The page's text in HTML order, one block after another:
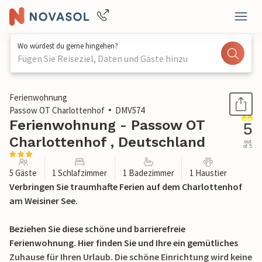
Wo würdest du gerne hingehen?
Fügen Sie Reiseziel, Daten und Gäste hinzu
1 / 16
Ferienwohnung
Passow OT Charlottenhof
DMV574
Ferienwohnung - Passow OT
Charlottenhof , Deutschland
5
out
of 5
5 Gäste 1 Schlafzimmer 1 Badezimmer 1 Haustier
Verbringen Sie traumhafte Ferien auf dem Charlottenhof
am Weisiner See.
Beziehen Sie diese schöne und barrierefreie
Ferienwohnung. Hier finden Sie und Ihre ein gemütliches
Zuhause für Ihren Urlaub. Die schöne Einrichtung wird keine